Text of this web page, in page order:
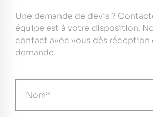
Une demande de devis ?
équipe est à votre disposition.
contact avec vous dès réception
demande.